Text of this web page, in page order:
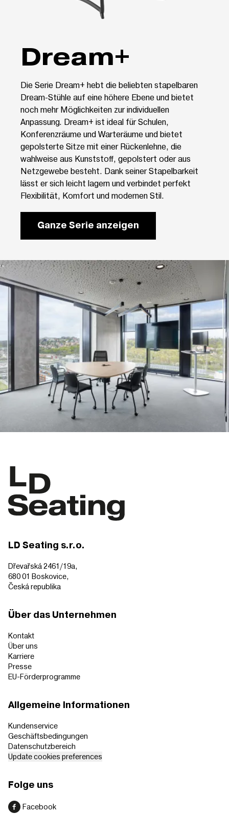
Dream+
Die Serie Dream+ hebt die beliebten stapelbaren
Dream-Stühle auf eine höhere Ebene und bietet
noch mehr Möglichkeiten zur individuellen
Anpassung. Dream+ ist ideal für Schulen,
Konferenzräume und Warteräume und bietet
gepolsterte Sitze mit einer Rückenlehne, die
wahlweise aus Kunststoff, gepolstert oder aus
Netzgewebe besteht. Dank seiner Stapelbarkeit
lässt er sich leicht lagern und verbindet perfekt
Flexibilität, Komfort und modernen Stil.
Ganze Serie anzeigen
LD Seating s.r.o.
Dřevařská 2461/19a,
680 01 Boskovice,
Česká republika
Über das Unternehmen
Kontakt
Über uns
Karriere
Presse
EU-Förderprogramme
Allgemeine Informationen
Kundenservice
Geschäftsbedingungen
Datenschutzbereich
Update cookies preferences
Folge uns
Facebook